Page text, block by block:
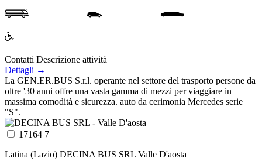
Contatti Descrizione attività
Dettagli →
La GEN.ER.BUS S.r.l. operante nel settore del trasporto persone da
oltre '30 anni offre una vasta gamma di mezzi per viaggiare in
massima comodità e sicurezza. auto da cerimonia Mercedes serie
"S".
17164 7
Latina (Lazio) DECINA BUS SRL Valle D'aosta